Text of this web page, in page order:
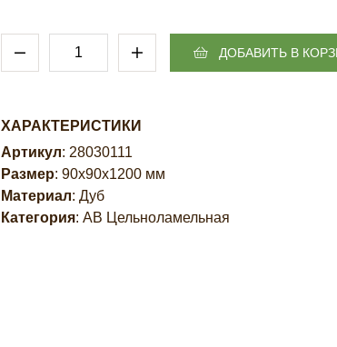
ДОБАВИТЬ В
ХАРАКТЕРИСТИКИ
Артикул: 28030111
Размер: 90х90х1200 мм
Материал: Дуб
Категория: AB Цельноламельная